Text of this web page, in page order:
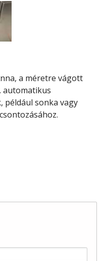
a méretre vágott
automatikus
például sonka vagy